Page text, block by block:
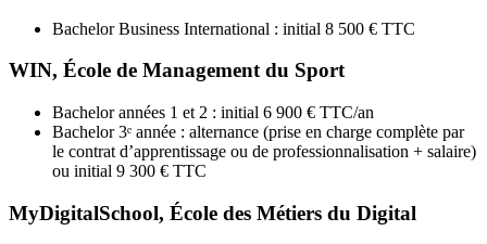
Bachelor Business International : initial 8 500 € TTC
WIN, École de Management du Sport
Bachelor années 1 et 2 : initial 6 900 € TTC/an
Bachelor 3ᵉ année : alternance (prise en charge complète par
le contrat d’apprentissage ou de professionnalisation + salaire)
ou initial 9 300 € TTC
MyDigitalSchool, École des Métiers du Digital